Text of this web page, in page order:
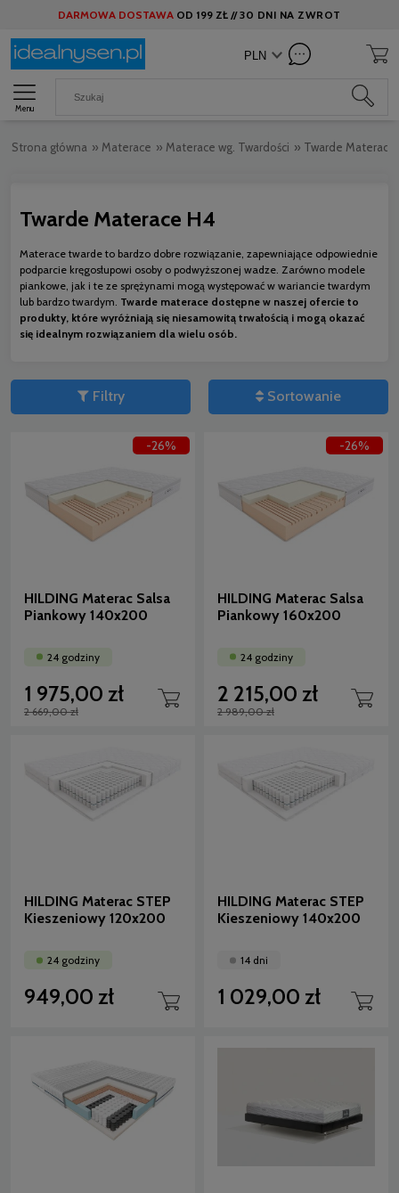
DARMOWA DOSTAWA OD 199 ZŁ //30 DNI NA ZWROT
Menu
Strona główna » Materace » Materace wg. Twardości » Twarde Materace
Twarde Materace H4
Materace twarde to bardzo dobre rozwiązanie, zapewniające odpowiednie
podparcie kręgosłupowi osoby o podwyższonej wadze. Zarówno modele
piankowe, jak i te ze sprężynami mogą występować w wariancie twardym
lub bardzo twardym. Twarde materace dostępne w naszej ofercie to
produkty, które wyróżniają się niesamowitą trwałością i mogą okazać
się idealnym rozwiązaniem dla wielu osób.
Filtry Sortowanie
HILDING Materac Salsa
Piankowy 140x200
24 godziny
1 975,00 zł
2 669,00 zł
-26%
HILDING Materac Salsa
Piankowy 160x200
24 godziny
2 215,00 zł
2 989,00 zł
-26%
HILDING Materac STEP
Kieszeniowy 120x200
24 godziny
949,00 zł
HILDING Materac STEP
Kieszeniowy 140x200
14 dni
1 029,00 zł